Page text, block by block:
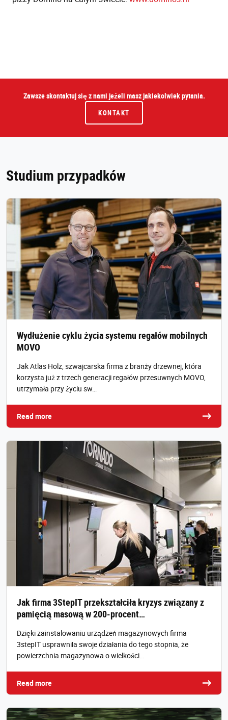
Zawsze skontaktuj się z nami jeżeli masz jakiekolwiek pytania.
KONTAKT
Studium przypadków
Wydłużenie cyklu życia systemu regałów mobilnych
MOVO
Jak Atlas Holz, szwajcarska firma z branży drzewnej, która
korzysta już z trzech generacji regałów przesuwnych MOVO,
utrzymała przy życiu sw…
Read more
Jak firma 3StepIT przekształciła kryzys związany z
pamięcią masową w 200-procent…
Dzięki zainstalowaniu urządzeń magazynowych firma
3stepIT usprawniła swoje działania do tego stopnia, że
powierzchnia magazynowa o wielkości…
Read more